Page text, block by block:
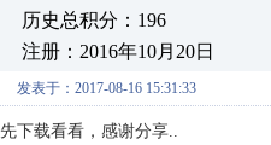
历史总积分：196
注册：2016年10月20日
发表于：2017-08-16 15:31:33
先下载看看，感谢分享..